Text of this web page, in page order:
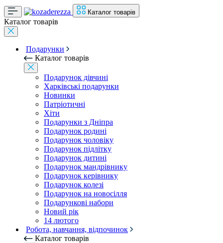
Каталог товарів
Каталог товарів
Подарунки
Каталог товарів
Подарунок дівчині
Харківські подарунки
Новинки
Патріотичні
Хіти
Подарунки з Дніпра
Подарунок родині
Подарунок чоловіку
Подарунок підлітку
Подарунок дитині
Подарунок мандрівнику
Подарунок керівнику
Подарунок колезі
Подарунок на новосілля
Подарункові набори
Новий рік
14 лютого
Робота, навчання, відпочинок
Каталог товарів